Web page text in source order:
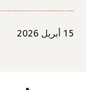
15 أبريل 2026